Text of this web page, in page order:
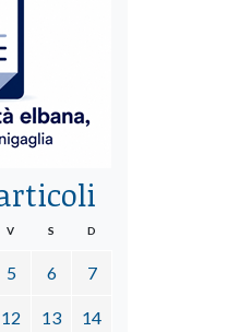
V S D
5 6 7
12 13 14